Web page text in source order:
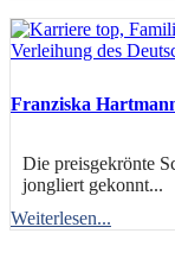
Franziska
Die preisgekrönte
jongliert gekonnt...
Weiterlesen...